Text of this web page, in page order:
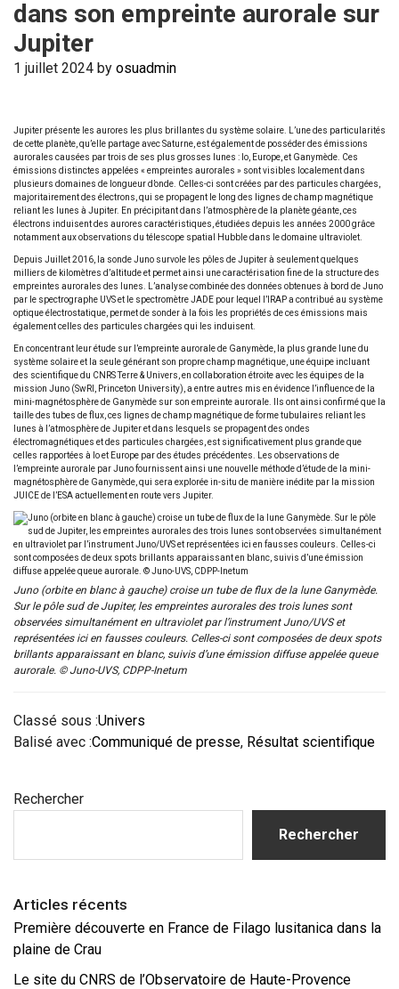
dans son empreinte aurorale sur
Jupiter
1 juillet 2024 by osuadmin
Jupiter présente les aurores les plus brillantes du système solaire. L’une des particularités
de cette planète, qu’elle partage avec Saturne, est également de posséder des émissions
aurorales causées par trois de ses plus grosses lunes : Io, Europe, et Ganymède. Ces
émissions distinctes appelées « empreintes aurorales » sont visibles localement dans
plusieurs domaines de longueur d’onde. Celles-ci sont créées par des particules chargées,
majoritairement des électrons, qui se propagent le long des lignes de champ magnétique
reliant les lunes à Jupiter. En précipitant dans l’atmosphère de la planète géante, ces
électrons induisent des aurores caractéristiques, étudiées depuis les années 2000 grâce
notamment aux observations du télescope spatial Hubble dans le domaine ultraviolet.
Depuis Juillet 2016, la sonde Juno survole les pôles de Jupiter à seulement quelques
milliers de kilomètres d’altitude et permet ainsi une caractérisation fine de la structure des
empreintes aurorales des lunes. L’analyse combinée des données obtenues à bord de Juno
par le spectrographe UVS et le spectromètre JADE pour lequel l’IRAP a contribué au système
optique électrostatique, permet de sonder à la fois les propriétés de ces émissions mais
également celles des particules chargées qui les induisent.
En concentrant leur étude sur l’empreinte aurorale de Ganymède, la plus grande lune du
système solaire et la seule générant son propre champ magnétique, une équipe incluant
des scientifique du CNRS Terre & Univers, en collaboration étroite avec les équipes de la
mission Juno (SwRI, Princeton University), a entre autres mis en évidence l’influence de la
mini-magnétosphère de Ganymède sur son empreinte aurorale. Ils ont ainsi confirmé que la
taille des tubes de flux, ces lignes de champ magnétique de forme tubulaires reliant les
lunes à l’atmosphère de Jupiter et dans lesquels se propagent des ondes
électromagnétiques et des particules chargées, est significativement plus grande que
celles rapportées à Io et Europe par des études précédentes. Les observations de
l’empreinte aurorale par Juno fournissent ainsi une nouvelle méthode d’étude de la mini-
magnétosphère de Ganymède, qui sera explorée in-situ de manière inédite par la mission
JUICE de l’ESA actuellement en route vers Jupiter.
Juno (orbite en blanc à gauche) croise un tube de flux de la lune Ganymède.
Sur le pôle sud de Jupiter, les empreintes aurorales des trois lunes sont
observées simultanément en ultraviolet par l’instrument Juno/UVS et
représentées ici en fausses couleurs. Celles-ci sont composées de deux spots
brillants apparaissant en blanc, suivis d’une émission diffuse appelée queue
aurorale. © Juno-UVS, CDPP-Inetum
Classé sous :Univers
Balisé avec :Communiqué de presse, Résultat scientifique
Barre
latérale
Rechercher
Rechercher
Articles récents
Première découverte en France de Filago lusitanica dans la
plaine de Crau
Le site du CNRS de l’Observatoire de Haute-Provence